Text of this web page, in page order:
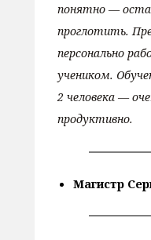
понятно —
проглотить.
персонально
учеником.
2 человека —
продуктивно.
Магистр